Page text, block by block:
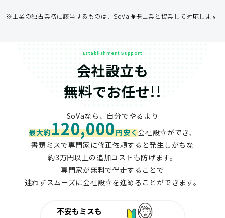
※士業の独占業務に該当するものは、SoVa提携士業と協業して対応します
Establishment Support
会社設立も
無料でお任せ!!
SoVaなら、自分でやるより
最大約120,000円安く会社設立ができ、
書類ミスで専門家に修正依頼すると発生しがちな
約3万円以上の追加コストも防げます。
専門家が無料で伴走することで
迷わずスムーズに会社設立を進めることができます。
不安もミスも